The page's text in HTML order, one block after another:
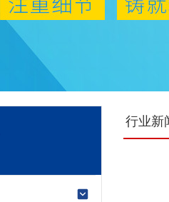
行业新